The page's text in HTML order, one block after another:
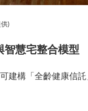
)
智慧宅整合模型
建構「全齡健康信